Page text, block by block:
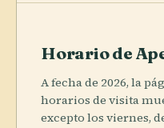
Horario de
A fecha de 2026, la
horarios de visita
excepto los viernes,